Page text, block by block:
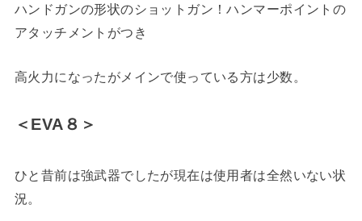
ハンドガンの形状のショットガン！ハンマーポイントの
アタッチメントがつき
高火力になったがメインで使っている方は少数。
＜EVA８＞
ひと昔前は強武器でしたが現在は使用者は全然いない状
況。